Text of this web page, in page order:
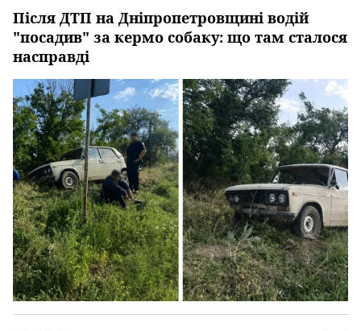
Після ДТП на Дніпропетровщині водій
"посадив" за кермо собаку: що там сталося
насправді